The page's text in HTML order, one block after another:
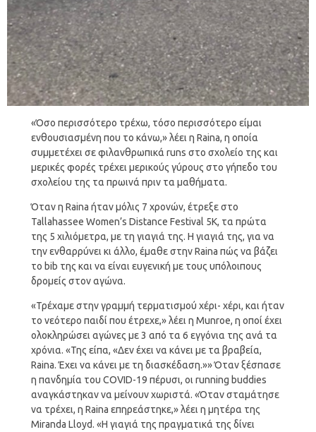
«Όσο περισσότερο τρέχω, τόσο περισσότερο είμαι
ενθουσιασμένη που το κάνω,» λέει η Raina, η οποία
συμμετέχει σε φιλανθρωπικά runs στο σχολείο της και
μερικές φορές τρέχει μερικούς γύρους στο γήπεδο του
σχολείου της τα πρωινά πριν τα μαθήματα.
Όταν η Raina ήταν μόλις 7 χρονών, έτρεξε στο
Tallahassee Women’s Distance Festival 5K, τα πρώτα
της 5 χιλιόμετρα, με τη γιαγιά της. Η γιαγιά της, για να
την ενθαρρύνει κι άλλο, έμαθε στην Raina πώς να βάζει
το bib της και να είναι ευγενική με τους υπόλοιπους
δρομείς στον αγώνα.
«Τρέχαμε στην γραμμή τερματισμού χέρι- χέρι, και ήταν
το νεότερο παιδί που έτρεχε,» λέει η Munroe, η οποί έχει
ολοκληρώσει αγώνες με 3 από τα 6 εγγόνια της ανά τα
χρόνια. «Της είπα, «Δεν έχει να κάνει με τα βραβεία,
Raina. Έχει να κάνει με τη διασκέδαση.»» Όταν ξέσπασε
η πανδημία του COVID-19 πέρυσι, οι running buddies
αναγκάστηκαν να μείνουν χωριστά. «Όταν σταμάτησε
να τρέχει, η Raina επηρεάστηκε,» λέει η μητέρα της
Miranda Lloyd. «Η γιαγιά της πραγματικά της δίνει